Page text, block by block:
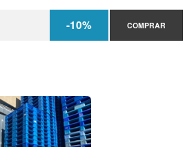
-10% COMPRAR